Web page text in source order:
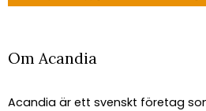
Om Acandia
Acandia är ett svenskt företag